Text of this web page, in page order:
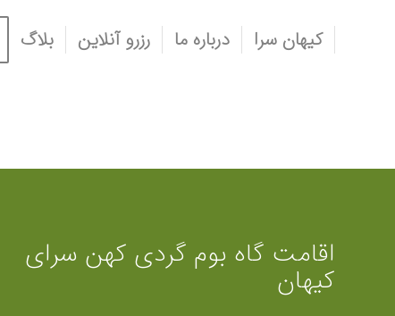
کیهان سرا درباره ما رزرو آنلاین بلاگ
اقامت گاه بوم گردی کهن سرای
کیهان